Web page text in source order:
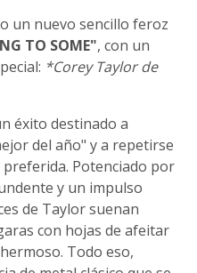
un nuevo sencillo feroz
TO SOME", con un
*Corey Taylor de
éxito destinado a
del año" y a repetirse
Potenciado por
y un impulso
de Taylor suenan
con hojas de afeitar
Todo eso,